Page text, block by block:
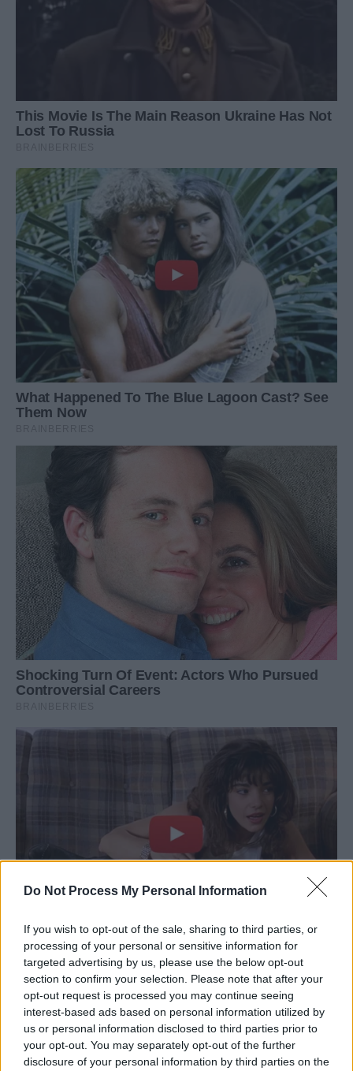
Do Not Process My Personal Information
If you wish to opt-out of the sale, sharing to third parties, or
processing of your personal or sensitive information for
targeted advertising by us, please use the below opt-out
section to confirm your selection. Please note that after your
opt-out request is processed you may continue seeing
interest-based ads based on personal information utilized by
us or personal information disclosed to third parties prior to
your opt-out. You may separately opt-out of the further
disclosure of your personal information by third parties on the